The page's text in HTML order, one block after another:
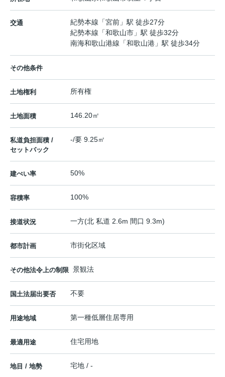
交通 紀勢本線 「宮前 」駅 徒歩27分
紀勢本線 「和歌山市 」駅 徒歩32分
南海和歌山港線 「和歌山港 」駅 徒歩34分
その他条件
土地権利 所有権
土地面積 146.20㎡
私道負担面積 /
セットバック
-/要 9.25㎡
建ぺい率 50%
容積率 100%
接道状況 一方(北 私道 2.6m 間口 9.3m)
都市計画 市街化区域
その他法令上の制限 景観法
国土法届出要否 不要
用途地域 第一種低層住居専用
最適用途 住宅用地
地目 / 地勢 宅地 / -